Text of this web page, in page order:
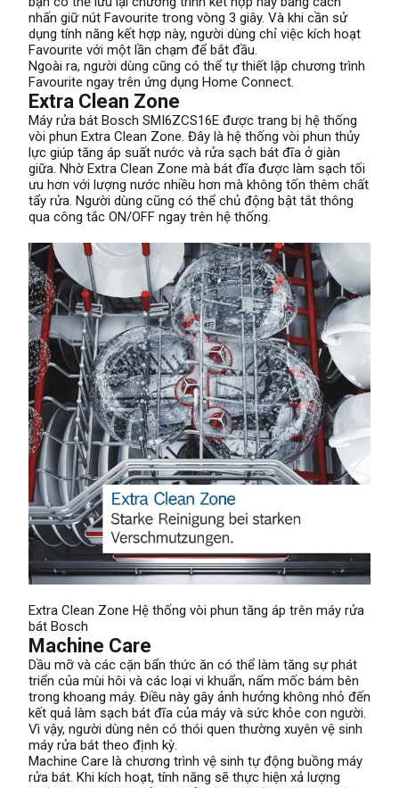
nhấn giữ nút Favourite trong vòng 3 giây. Và khi cần sử
dụng tính năng kết hợp này, người dùng chỉ việc kích hoạt
Favourite với một lần chạm để bắt đầu.
Ngoài ra, người dùng cũng có thể tự thiết lập chương trình
Favourite ngay trên ứng dụng Home Connect.
Extra Clean Zone
Máy rửa bát Bosch SMI6ZCS16E được trang bị hệ thống
vòi phun Extra Clean Zone. Đây là hệ thống vòi phun thủy
lực giúp tăng áp suất nước và rửa sạch bát đĩa ở giàn
giữa. Nhờ Extra Clean Zone mà bát đĩa được làm sạch tối
ưu hơn với lượng nước nhiều hơn mà không tốn thêm chất
tẩy rửa. Người dùng cũng có thể chủ động bật tắt thông
qua công tắc ON/OFF ngay trên hệ thống.
Extra Clean Zone Hệ thống vòi phun tăng áp trên máy rửa
bát Bosch
Machine Care
Dầu mỡ và các cặn bẩn thức ăn có thể làm tăng sự phát
triển của mùi hôi và các loại vi khuẩn, nấm mốc bám bên
trong khoang máy. Điều này gây ảnh hưởng không nhỏ đến
kết quả làm sạch bát đĩa của máy và sức khỏe con người.
Vì vậy, người dùng nên có thói quen thường xuyên vệ sinh
máy rửa bát theo định kỳ.
Machine Care là chương trình vệ sinh tự động buồng máy
rửa bát. Khi kích hoạt, tính năng sẽ thực hiện xả lượng